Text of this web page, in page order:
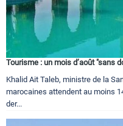
Tourisme : un mois d’août "sans
Khalid Ait Taleb, ministre de la
marocaines attendent au moins
der...